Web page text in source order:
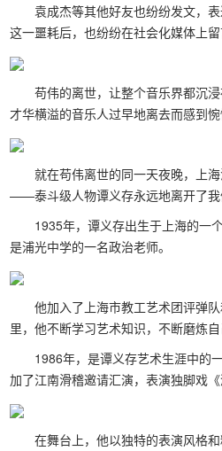
袁成杰等其他好友也纷纷发文，表
这一噩耗后，也纷纷在社会化媒体上留
苟伟的离世，让整个音乐界都沉浸
才华横溢的音乐人过早地离去而感到惋
就在苟伟离世的同一天夜晚，上海
——泰斗级人物谭义存永远地离开了我
1935年，谭义存出生于上海的一
是浦光中学的一名政治老师。
他加入了上海市教工艺术团评弹队
里，他不断学习艺术知识，不断磨炼自
1986年，是谭义存艺术生涯中的
加了江南滑稽邀请汇演，表演独脚戏《
在舞台上，他以独特的表演风格和